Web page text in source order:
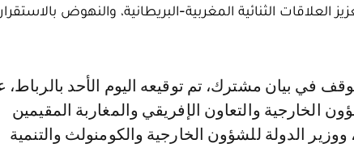
الثنائية المغربية-البريطانية، والنهوض بالاستقرار
الخارجية والتعاون الإفريقي والمغاربة المقيمين
ووزير الدولة للشؤون الخارجية والكومنولث والتنمية